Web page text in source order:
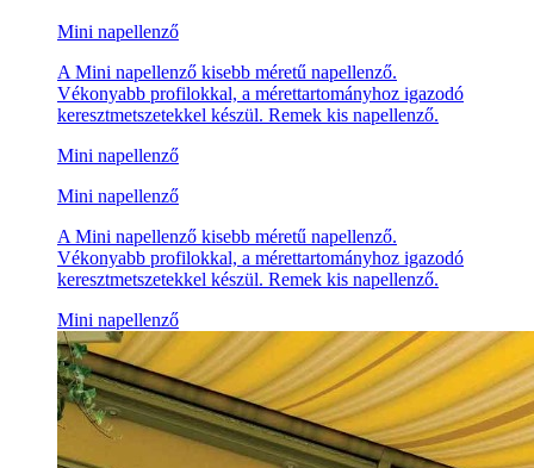
Mini napellenző
A Mini napellenző kisebb méretű napellenző.
Vékonyabb profilokkal, a mérettartományhoz igazodó
keresztmetszetekkel készül. Remek kis napellenző.
Mini napellenző
Mini napellenző
A Mini napellenző kisebb méretű napellenző.
Vékonyabb profilokkal, a mérettartományhoz igazodó
keresztmetszetekkel készül. Remek kis napellenző.
Mini napellenző